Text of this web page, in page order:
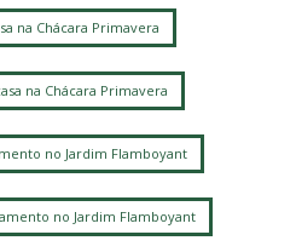
na Chácara Primavera
na Chácara Primavera
no Jardim Flamboyant
no Jardim Flamboyant